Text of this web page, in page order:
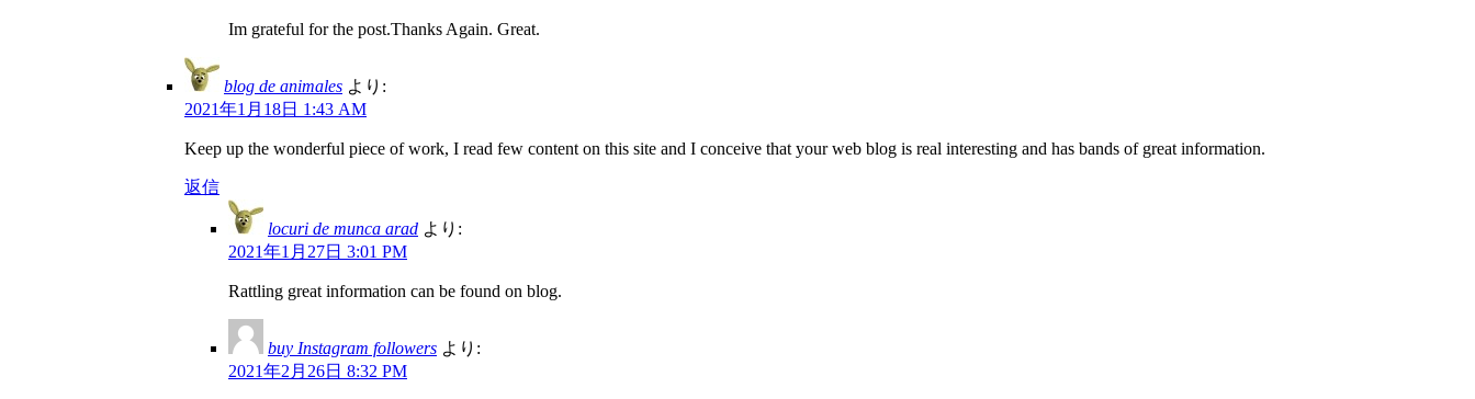
Im grateful for the post.Thanks Again. Great.
blog de animales より:
2021年1月18日 1:43 AM
Keep up the wonderful piece of work, I read few content on this site and I conceive that your web blog is real interesting and has bands of great information.
返信
locuri de munca arad より:
2021年1月27日 3:01 PM
Rattling great information can be found on blog.
buy Instagram followers より:
2021年2月26日 8:32 PM